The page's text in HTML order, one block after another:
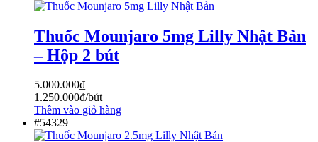
Thuốc Mounjaro 5mg Lilly Nhật Bản
– Hộp 2 bút
5.000.000₫
1.250.000₫/bút
Thêm vào giỏ hàng
#54329